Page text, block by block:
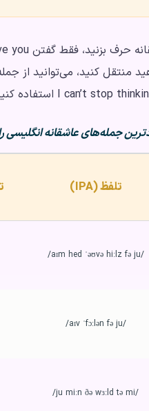
جمله‌های عاشقانه انگلیسی
تلفظ (IPA)
/aɪm hed ˈəʊvə hiːlz fə ju/
/aɪv ˈfɔːlən fə ju/
/ju miːn ðə wɜːld tə mi/